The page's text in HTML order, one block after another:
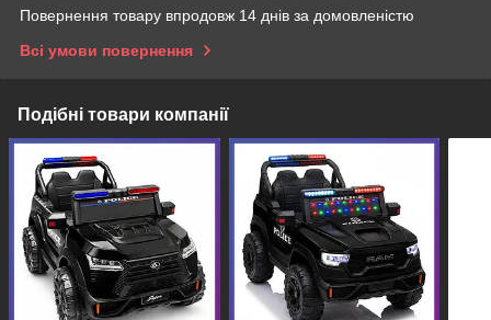
Повернення товару впродовж 14 днів за домовленістю
Всі умови повернення
Подібні товари компанії